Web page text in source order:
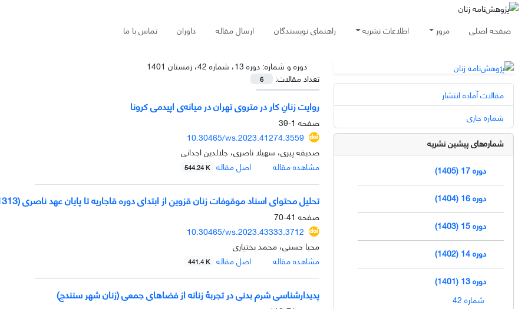
صفحه اصلی مرور اطلاعات نشریه راهنمای نویسندگان ارسال مقاله داوران تماس با ما
دوره و شماره:دوره 13، شماره 42، زمستان 1401
تعداد مقالات:
6
روایت زنانِ کار در متروی تهران در میانه‌ی اپیدمی کرونا
صفحه 1-39
10.30465/ws.2023.41274.3559
صدیقه پیری، سهیلا ناصری، جلالدین اجدانی
مشاهده مقاله
اصل مقاله 544.24 K
تحلیل محتوای اسناد موقوفات زنان قزوین از ابتدای دوره قاجاریه تا پایان عهد ناصری (1313- 1210ه.ق)
صفحه 41-70
10.30465/ws.2023.43333.3712
محیا حسنی، محمد بختیاری
مشاهده مقاله
اصل مقاله 441.4 K
پدیدارشناسی شرم بدنی در تجربۀ زنانه از فضاهای جمعی (زنان شهر سنندج)
مقالات آماده انتشار
شماره جاری
شماره‌های پیشین نشریه
دوره 17 (1405)
دوره 16 (1404)
دوره 15 (1403)
دوره 14 (1402)
دوره 13 (1401)
شماره 42